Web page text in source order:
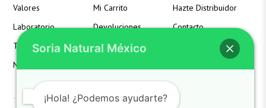
Valores
Laboratorio
Términos
Noticias
Mi Carrito
Devoluciones
Detalles de la Cuenta
Hazte Distribuidor
Contacto
Soria Natural México
¡Hola! ¿Podemos ayudarte?